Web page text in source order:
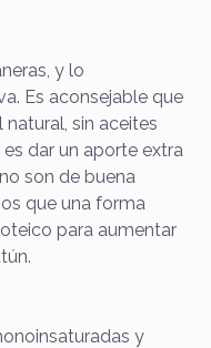
y lo
Es aconsejable que
sin aceites
dar un aporte extra
son de buena
que una forma
para aumentar
y